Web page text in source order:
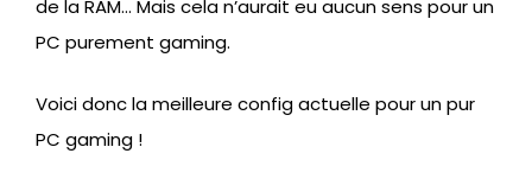
de la RAM… Mais cela n’aurait eu aucun sens pour un
PC purement gaming.
Voici donc la meilleure config actuelle pour un pur
PC gaming !